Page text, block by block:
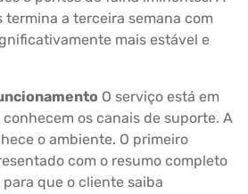
termina a terceira semana com
mais estável e
O serviço está em
os canais de suporte. A
o ambiente. O primeiro
com o resumo completo
que o cliente saiba